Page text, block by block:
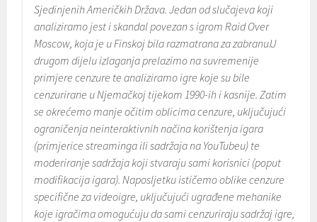
Sjedinjenih Američkih Država. Jedan od slučajeva koji
analiziramo jest i skandal povezan s igrom Raid Over
Moscow, koja je u Finskoj bila razmatrana za zabranu.U
drugom dijelu izlaganja prelazimo na suvremenije
primjere cenzure te analiziramo igre koje su bile
cenzurirane u Njemačkoj tijekom 1990-ih i kasnije. Zatim
se okrećemo manje očitim oblicima cenzure, uključujući
ograničenja neinteraktivnih načina korištenja igara
(primjerice streaminga ili sadržaja na YouTubeu) te
moderiranje sadržaja koji stvaraju sami korisnici (poput
modifikacija igara). Naposljetku ističemo oblike cenzure
specifične za videoigre, uključujući ugrađene mehanike
koje igračima omogućuju da sami cenzuriraju sadržaj igre,